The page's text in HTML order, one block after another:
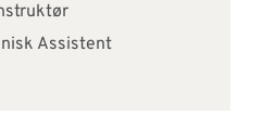
Assistent